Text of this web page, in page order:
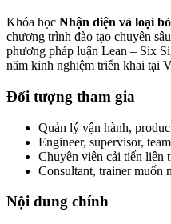
Khóa học Nhận diện và loại
chương trình đào tạo chuyên
phương pháp luận Lean – Six
năm kinh nghiệm triển khai tại
Đối tượng tham gia
Quản lý vận hành,
Engineer, supervisor,
Chuyên viên cải tiến liên
Consultant, trainer muốn
Nội dung chính